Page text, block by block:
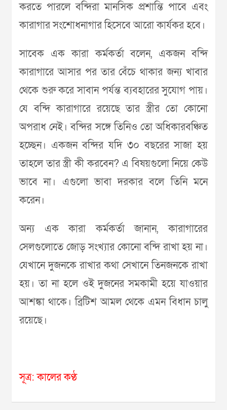
করতে পারলে বন্দিরা মানসিক প্রশান্তি পাবে এবং
কারাগার সংশোধনাগার হিসেবে আরো কার্যকর হবে।
সাবেক এক কারা কর্মকর্তা বলেন, একজন বন্দি
কারাগারে আসার পর তার বেঁচে থাকার জন্য খাবার
থেকে শুরু করে সাবান পর্যন্ত ব্যবহারের সুযোগ পায়।
যে বন্দি কারাগারে রয়েছে তার স্ত্রীর তো কোনো
অপরাধ নেই। বন্দির সঙ্গে তিনিও তো অধিকারবঞ্চিত
হচ্ছেন। একজন বন্দির যদি ৩০ বছরের সাজা হয়
তাহলে তার স্ত্রী কী করবেন? এ বিষয়গুলো নিয়ে কেউ
ভাবে না। এগুলো ভাবা দরকার বলে তিনি মনে
করেন।
অন্য এক কারা কর্মকর্তা জানান, কারাগারের
সেলগুলোতে জোড় সংখ্যার কোনো বন্দি রাখা হয় না।
যেখানে দুজনকে রাখার কথা সেখানে তিনজনকে রাখা
হয়। তা না হলে ওই দুজনের সমকামী হয়ে যাওয়ার
আশঙ্কা থাকে। ব্রিটিশ আমল থেকে এমন বিধান চালু
রয়েছে।
সূত্র: কালের কণ্ঠ